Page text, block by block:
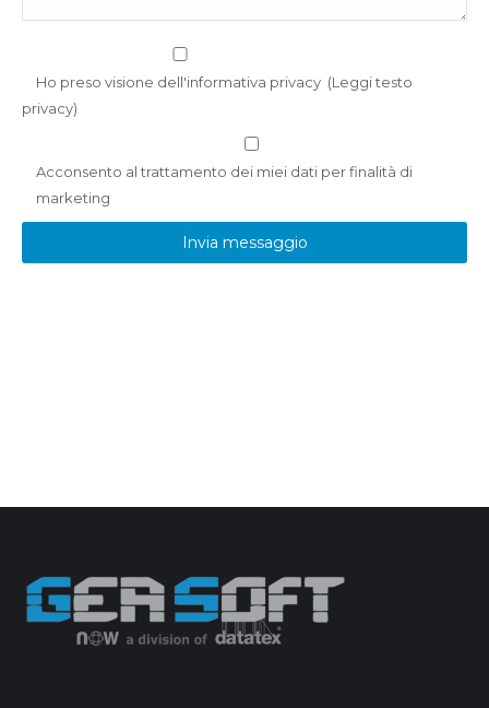
Ho preso visione dell'informativa privacy (Leggi testo
privacy)
Acconsento al trattamento dei miei dati per finalità di
marketing